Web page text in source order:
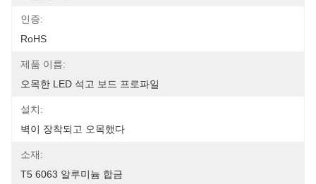
인증:
RoHS
제품 이름:
오목한 LED 석고 보드 프로파일
설치:
벽이 장착되고 오목했다
소재:
T5 6063 알루미늄 합금